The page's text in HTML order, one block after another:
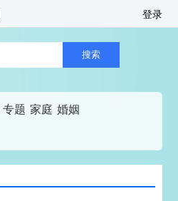
登录
专题 家庭 婚姻